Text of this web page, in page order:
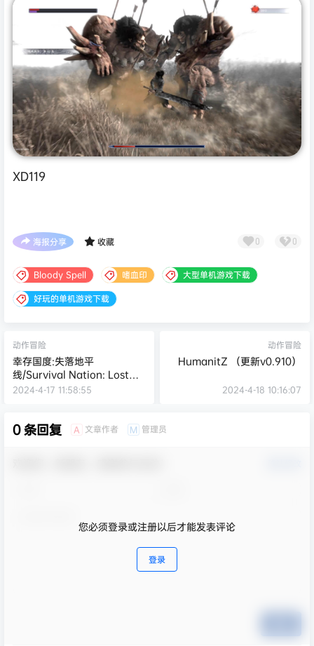
XD119
海报分享 收藏 0 0
Bloody Spell 嗜血印
大型单机游戏下载
好玩的单机游戏下载
动作冒险
幸存国度:失落地平
线/Survival Nation: Lost
Horizon 单机/网络联机
2024-4-17 11:58:55
动作冒险
HumanitZ （更新v0.910）
2024-4-18 10:16:07
0 条回复 A 文章作者 M 管理员
您必须登录或注册以后才能发表评论
登录